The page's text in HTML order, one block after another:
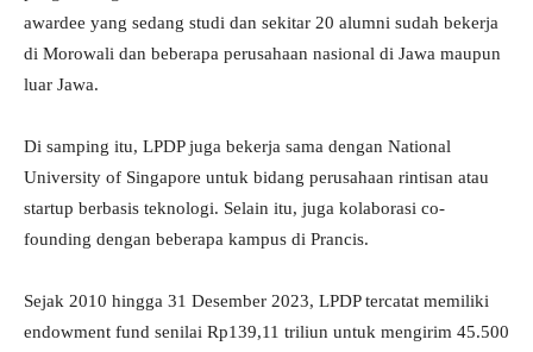
awardee yang sedang studi dan sekitar 20 alumni sudah bekerja
di Morowali dan beberapa perusahaan nasional di Jawa maupun
luar Jawa.
Di samping itu, LPDP juga bekerja sama dengan National
University of Singapore untuk bidang perusahaan rintisan atau
startup berbasis teknologi. Selain itu, juga kolaborasi co-
founding dengan beberapa kampus di Prancis.
Sejak 2010 hingga 31 Desember 2023, LPDP tercatat memiliki
endowment fund senilai Rp139,11 triliun untuk mengirim 45.500